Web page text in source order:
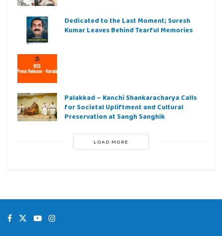
Dedicated to the Last Moment; Suresh
Kumar Leaves Behind Tearful Memories
Palakkad – Kanchi Shankaracharya Calls
for Societal Upliftment and Cultural
Preservation at Sangh Sanghik
LOAD MORE